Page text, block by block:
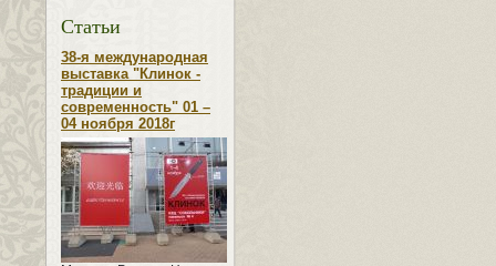
Статьи
38-я международная
выставка "Клинок -
традиции и
современность" 01 –
04 ноября 2018г